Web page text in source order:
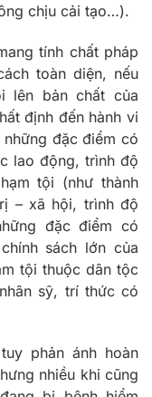
chịu cải tạo…).
tính chất pháp
toàn diện, nếu
lên bản chất của
định đến hành vi
đặc điểm có
lao động, trình độ
tội (như thành
– xã hội, trình độ
đặc điểm có
sách lớn của
tội thuộc dân tộc
sỹ, trí thức có
phản ánh hoàn
nhiều khi cũng